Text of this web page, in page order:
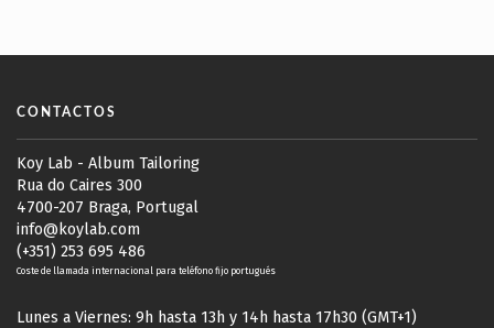
CONTACTOS
Koy Lab - Album Tailoring
Rua do Caires 300
4700-207 Braga, Portugal
info@koylab.com
(+351) 253 695 486
Coste de llamada internacional para teléfono fijo portugués
Lunes a Viernes: 9h hasta 13h y 14h hasta 17h30 (GMT+1)